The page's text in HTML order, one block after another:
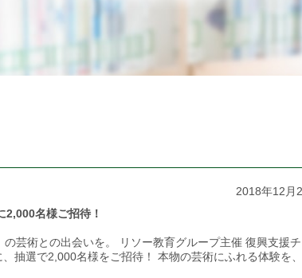
2018年12月
名様ご招待！
芸術との出会いを。 リソー教育グループ主催 復興支援チ
抽選で2,000名様をご招待！ 本物の芸術にふれる体験を